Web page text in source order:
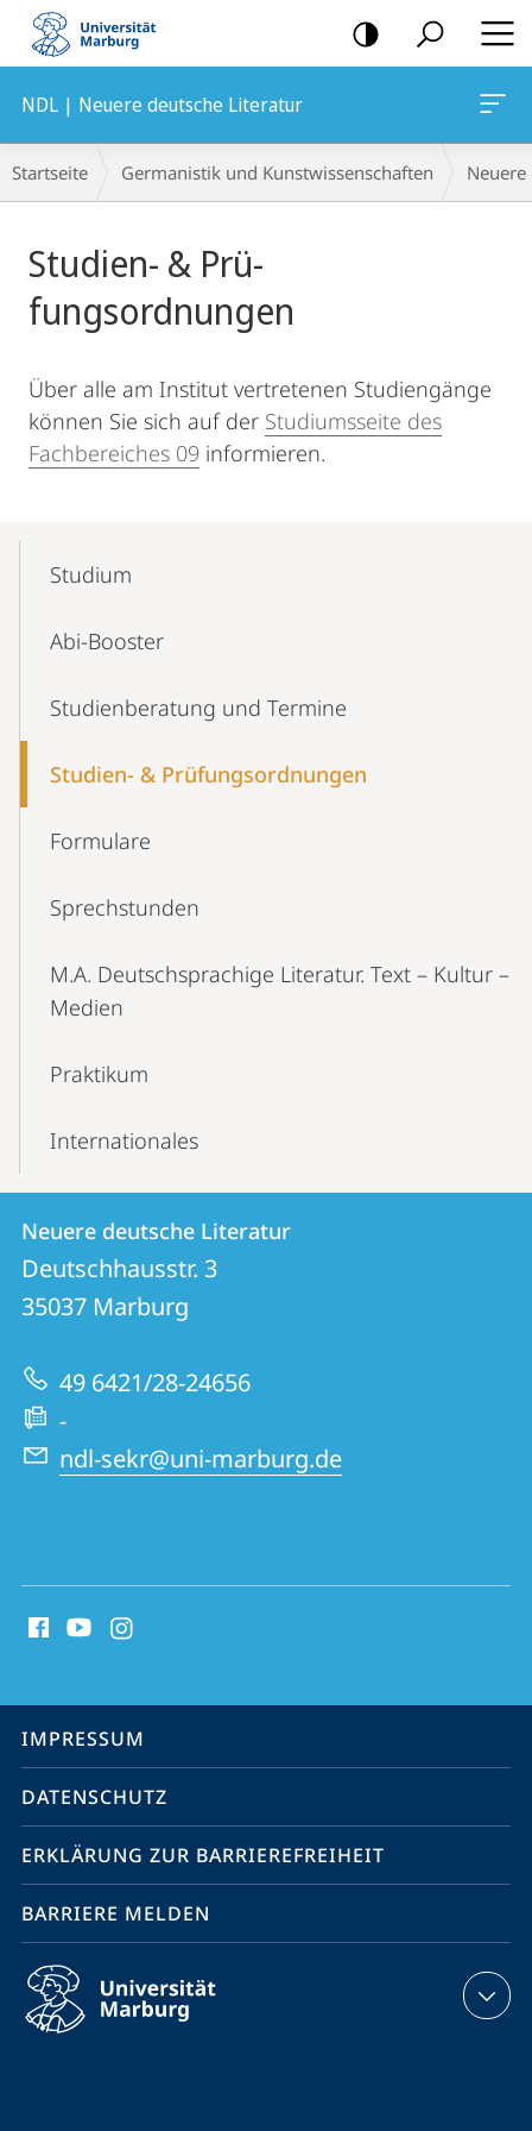
Mobile-
Navigation
NDL | Neuere deutsche Literatur
Breadcrumb-
Navigation
Startseite Germanistik und Kunstwissenschaften
Studien- & Prü­
fungsordnungen
Über alle am Institut vertretenen Studiengänge
können Sie sich auf der Studiumsseite des
Fachbereiches 09 informieren.
NavigationStudium
Abi-Booster
Studienberatung und Termine
Studien- & Prü­fungsordnungen
Formulare
Sprechstunden
M.A. Deutschsprachige Literatur. Text – Kultur –
Medien
Praktikum
Internationales
Kontakt
und
Informationen
zur
Website
Kontaktinformationen
Neuere
deutsche
Literatur
Neuere deutsche Literatur
Deutschhausstr. 3
35037 Marburg
49 6421/28-24656
-
ndl-sekr@uni-marburg.de
Media
Service-
Navigation
IMPRESSUM
DATENSCHUTZ
ERKLÄRUNG ZUR BARRIEREFREIHEIT
BARRIERE MELDEN